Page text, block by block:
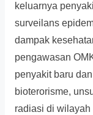
keluarnya
surveilans
dampak
pengawasan
penyakit baru
bioterorisme,
radiasi di